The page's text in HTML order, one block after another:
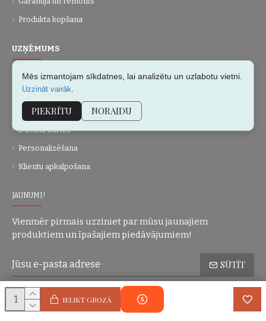
IELIKT GROZĀ
Produkta kopšana
UZŅĒMUMS
Par mums
Kontakti
Vietnes karte
Dāvanu kartes
Personalizēšana
Klientu apkalpošana
JAUNUMI!
Vienmēr pirmais uzziniet par mūsu jaunajiem
produktiem un īpašajiem piedāvājumiem!
SŪTĪT
Esmu iepazinies(-usies) ar sadaļu Konfidencialitātes politika
piekrītu visiem minētajiem noteikumiem
Mēs izmantojam sīkdatnes, lai analizētu un uzlabotu vietni.
Uzzināt vairāk
PIEKRĪTU NORAIDU